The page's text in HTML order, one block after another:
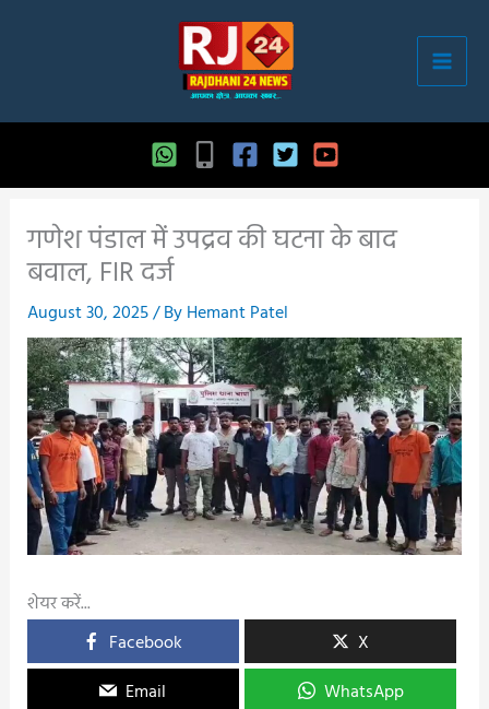
गणेश पंडाल में उपद्रव की घटना के बाद
बवाल, FIR दर्ज
August 30, 2025/ ByHemant Patel
शेयर करें...
Facebook
X
Email
WhatsApp